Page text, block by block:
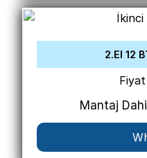
2.El 12
Mantaj